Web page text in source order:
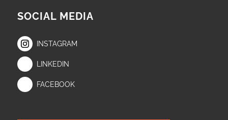
SOCIAL MEDIA
INSTAGRAM
LINKEDIN
FACEBOOK